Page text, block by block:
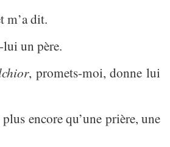
m’a dit.
un père.
, promets-moi, donne lui
encore qu’une prière, une